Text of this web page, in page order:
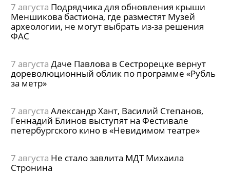
7 августа Подрядчика для обновления крыши
Меншикова бастиона, где разместят Музей
археологии, не могут выбрать из-за решения
ФАС
7 августа Даче Павлова в Сестрорецке вернут
дореволюционный облик по программе «Рубль
за метр»
7 августа Александр Хант, Василий Степанов,
Геннадий Блинов выступят на Фестивале
петербургского кино в «Невидимом театре»
7 августа Не стало завлита МДТ Михаила
Стронина